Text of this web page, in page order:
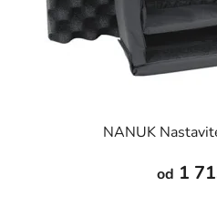
NANUK
od 1